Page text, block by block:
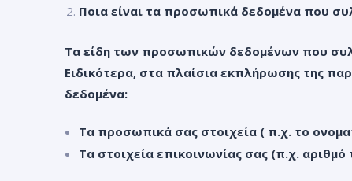
Ποια είναι τα προσωπικά δεδομένα που
Τα είδη των προσωπικών δεδομένων που
Ειδικότερα, στα πλαίσια εκπλήρωσης της
δεδομένα:
Τα προσωπικά σας στοιχεία ( π.χ. το
Τα στοιχεία επικοινωνίας σας (π.χ.